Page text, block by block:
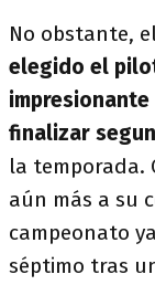
No obstante,
elegido el
finalizar
la temporada.
aún más a su
campeonato
séptimo tras